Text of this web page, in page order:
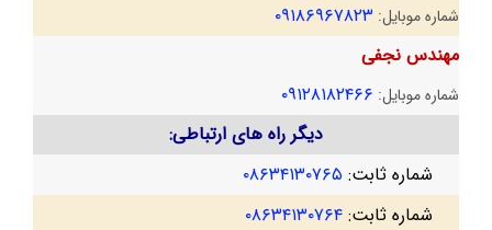
شماره موبایل: ۰۹۱۸۶۹۶۷۸۲۳
مهندس نجفی
شماره موبایل: ۰۹۱۲۸۱۸۲۴۶۶
دیگر راه های ارتباطی:
شماره ثابت: ۰۸۶۳۴۱۳۰۷۶۵
شماره ثابت: ۰۸۶۳۴۱۳۰۷۶۴